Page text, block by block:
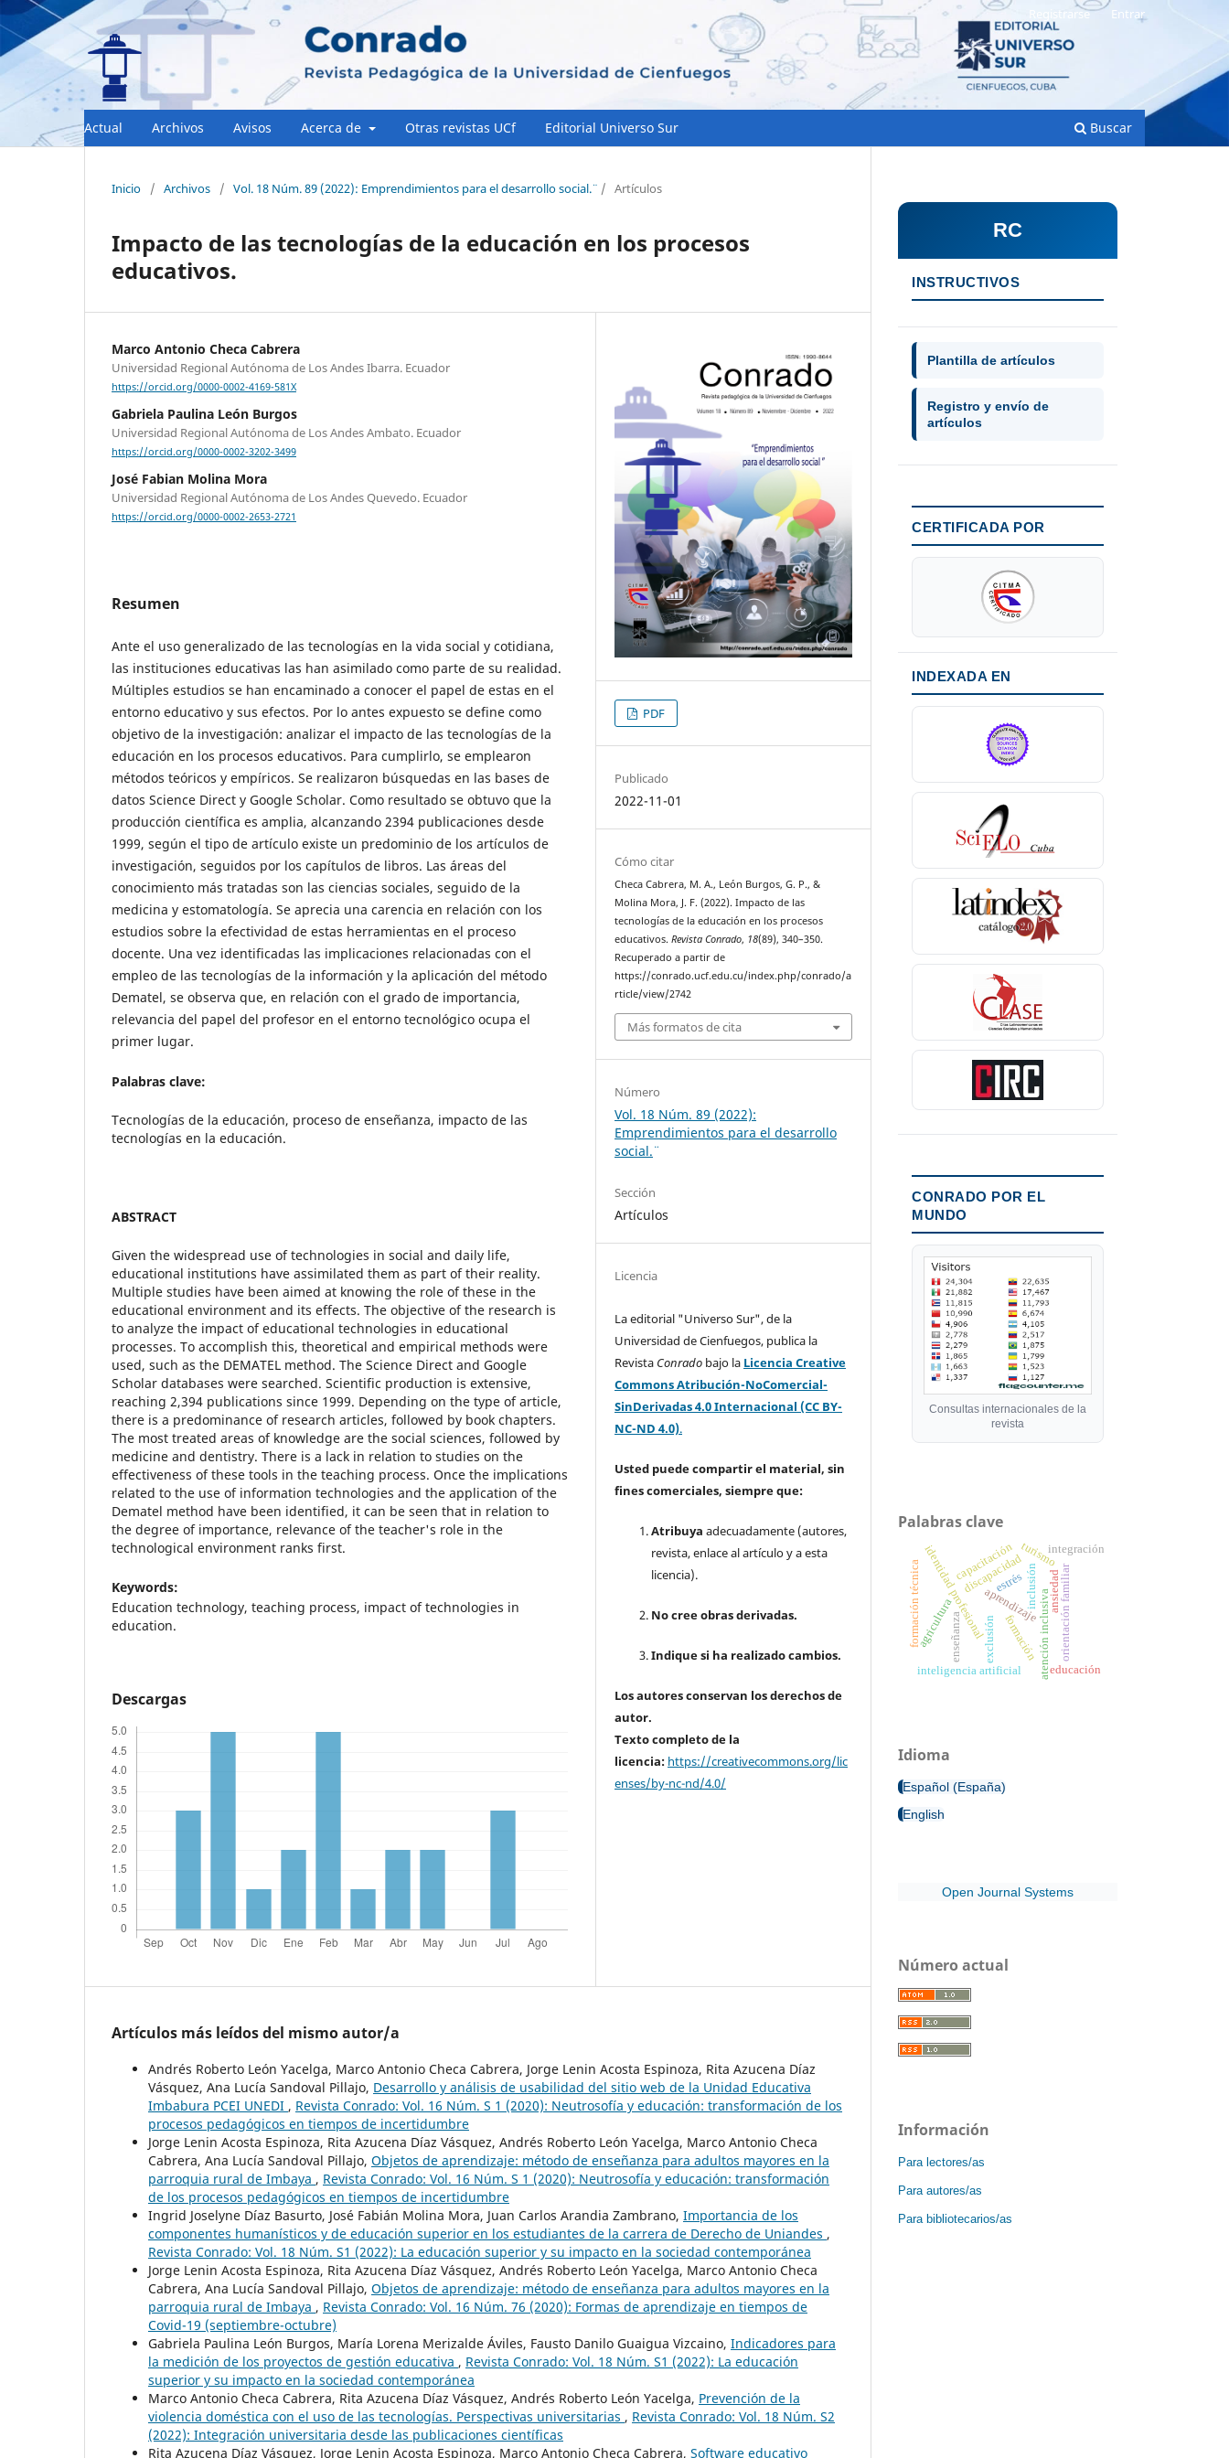
Actual Archivos Avisos Acerca de Otras revistas UCf Editorial Universo Sur Buscar
Registrarse Entrar
Inicio / Archivos / Vol. 18 Núm. 89 (2022): ¨Emprendimientos para el desarrollo social.¨ / Artículos
Impacto de las tecnologías de la educación en los procesos
educativos.
Marco Antonio Checa Cabrera
Universidad Regional Autónoma de Los Andes Ibarra. Ecuador
https://orcid.org/0000-0002-4169-581X
Gabriela Paulina León Burgos
Universidad Regional Autónoma de Los Andes Ambato. Ecuador
https://orcid.org/0000-0002-3202-3499
José Fabian Molina Mora
Universidad Regional Autónoma de Los Andes Quevedo. Ecuador
https://orcid.org/0000-0002-2653-2721
Resumen
Ante el uso generalizado de las tecnologías en la vida social y cotidiana,
las instituciones educativas las han asimilado como parte de su realidad.
Múltiples estudios se han encaminado a conocer el papel de estas en el
entorno educativo y sus efectos. Por lo antes expuesto se define como
objetivo de la investigación: analizar el impacto de las tecnologías de la
educación en los procesos educativos. Para cumplirlo, se emplearon
métodos teóricos y empíricos. Se realizaron búsquedas en las bases de
datos Science Direct y Google Scholar. Como resultado se obtuvo que la
producción científica es amplia, alcanzando 2394 publicaciones desde
1999, según el tipo de artículo existe un predominio de los artículos de
investigación, seguidos por los capítulos de libros. Las áreas del
conocimiento más tratadas son las ciencias sociales, seguido de la
medicina y estomatología. Se aprecia una carencia en relación con los
estudios sobre la efectividad de estas herramientas en el proceso
docente. Una vez identificadas las implicaciones relacionadas con el
empleo de las tecnologías de la información y la aplicación del método
Dematel, se observa que, en relación con el grado de importancia,
relevancia del papel del profesor en el entorno tecnológico ocupa el
primer lugar.
Palabras clave:
Tecnologías de la educación, proceso de enseñanza, impacto de las
tecnologías en la educación.
ABSTRACT
Given the widespread use of technologies in social and daily life,
educational institutions have assimilated them as part of their reality.
Multiple studies have been aimed at knowing the role of these in the
educational environment and its effects. The objective of the research is
to analyze the impact of educational technologies in educational
processes. To accomplish this, theoretical and empirical methods were
used, such as the DEMATEL method. The Science Direct and Google
Scholar databases were searched. Scientific production is extensive,
reaching 2,394 publications since 1999. Depending on the type of article,
there is a predominance of research articles, followed by book chapters.
The most treated areas of knowledge are the social sciences, followed by
medicine and dentistry. There is a lack in relation to studies on the
effectiveness of these tools in the teaching process. Once the implications
related to the use of information technologies and the application of the
Dematel method have been identified, it can be seen that in relation to
the degree of importance, relevance of the teacher's role in the
technological environment ranks first.
Keywords:
Education technology, teaching process, impact of technologies in
education.
Descargas
PDF
Publicado
2022-11-01
Cómo citar
Checa Cabrera, M. A., León Burgos, G. P., &
Molina Mora, J. F. (2022). Impacto de las
tecnologías de la educación en los procesos
educativos.Revista Conrado, 18(89), 340–350.
Recuperado a partir de
https://conrado.ucf.edu.cu/index.php/conrado/a
rticle/view/2742
Más formatos de cita
Número
Vol. 18 Núm. 89 (2022):
¨Emprendimientos para el desarrollo
social.¨
Sección
Artículos
Licencia
La editorial "Universo Sur", de la
Universidad de Cienfuegos, publica la
Revista Conrado bajo la Licencia Creative
Commons Atribución-NoComercial-
SinDerivadas 4.0 Internacional (CC BY-
NC-ND 4.0).
Usted puede compartir el material, sin
fines comerciales, siempre que:
Atribuya adecuadamente (autores,
revista, enlace al artículo y a esta
licencia).
No cree obras derivadas.
Indique si ha realizado cambios.
Los autores conservan los derechos de
autor.
Texto completo de la
licencia: https://creativecommons.org/lic
enses/by-nc-nd/4.0/
Artículos más leídos del mismo autor/a
Andrés Roberto León Yacelga, Marco Antonio Checa Cabrera, Jorge Lenin Acosta Espinoza, Rita Azucena Díaz
Vásquez, Ana Lucía Sandoval Pillajo, Desarrollo y análisis de usabilidad del sitio web de la Unidad Educativa
Imbabura PCEI UNEDI , Revista Conrado: Vol. 16 Núm. S 1 (2020): Neutrosofía y educación: transformación de los
procesos pedagógicos en tiempos de incertidumbre
Jorge Lenin Acosta Espinoza, Rita Azucena Díaz Vásquez, Andrés Roberto León Yacelga, Marco Antonio Checa
Cabrera, Ana Lucía Sandoval Pillajo, Objetos de aprendizaje: método de enseñanza para adultos mayores en la
parroquia rural de Imbaya , Revista Conrado: Vol. 16 Núm. S 1 (2020): Neutrosofía y educación: transformación
de los procesos pedagógicos en tiempos de incertidumbre
Ingrid Joselyne Díaz Basurto, José Fabián Molina Mora, Juan Carlos Arandia Zambrano, Importancia de los
componentes humanísticos y de educación superior en los estudiantes de la carrera de Derecho de Uniandes ,
Revista Conrado: Vol. 18 Núm. S1 (2022): La educación superior y su impacto en la sociedad contemporánea
Jorge Lenin Acosta Espinoza, Rita Azucena Díaz Vásquez, Andrés Roberto León Yacelga, Marco Antonio Checa
Cabrera, Ana Lucía Sandoval Pillajo, Objetos de aprendizaje: método de enseñanza para adultos mayores en la
parroquia rural de Imbaya , Revista Conrado: Vol. 16 Núm. 76 (2020): Formas de aprendizaje en tiempos de
Covid-19 (septiembre-octubre)
Gabriela Paulina León Burgos, María Lorena Merizalde Áviles, Fausto Danilo Guaigua Vizcaino, Indicadores para
la medición de los proyectos de gestión educativa , Revista Conrado: Vol. 18 Núm. S1 (2022): La educación
superior y su impacto en la sociedad contemporánea
Marco Antonio Checa Cabrera, Rita Azucena Díaz Vásquez, Andrés Roberto León Yacelga, Prevención de la
violencia doméstica con el uso de las tecnologías. Perspectivas universitarias , Revista Conrado: Vol. 18 Núm. S2
(2022): Integración universitaria desde las publicaciones científicas
Rita Azucena Díaz Vásquez, Jorge Lenin Acosta Espinoza, Marco Antonio Checa Cabrera, Software educativo
RC
INSTRUCTIVOS
Plantilla de artículos
Registro y envío de
artículos
CERTIFICADA POR
INDEXADA EN
CONRADO POR EL
MUNDO
Consultas internacionales de la
revista
Palabras clave
formaciónatención inclusiva
identidad profesional
enseñanza
aprendizaje
inclusión
exclusión
discapacidad
capacitación
inteligencia artificial
estrés ansiedadorientación familiar
agricultura
formación técnica
turismo
educación
integración
Idioma
Español (España)
English
Open Journal Systems
Número actual
Información
Para lectores/as
Para autores/as
Para bibliotecarios/as